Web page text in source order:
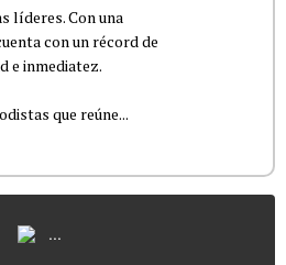
líderes. Con una
con un récord de
e inmediatez.
que reúne...
...